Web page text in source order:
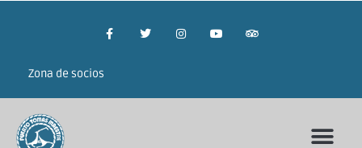
Zona de socios